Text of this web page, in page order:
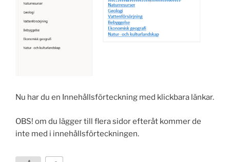
Nu har du en Innehållsförteckning med klickbara länkar.
OBS! om du lägger till flera sidor efteråt kommer de
inte med i innehållsförteckningen.